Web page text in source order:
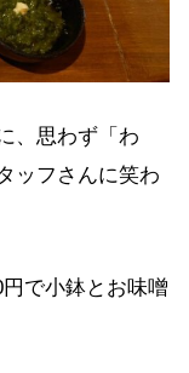
、思わず「わ
ッフさんに笑わ
で小鉢とお味噌